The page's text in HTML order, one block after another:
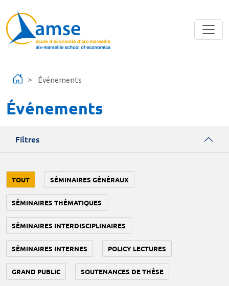
Événements
Événements
Filtres
TOUT SÉMINAIRES GÉNÉRAUX
SÉMINAIRES THÉMATIQUES
SÉMINAIRES INTERDISCIPLINAIRES
SÉMINAIRES INTERNES POLICY LECTURES
GRAND PUBLIC SOUTENANCES DE THÈSE